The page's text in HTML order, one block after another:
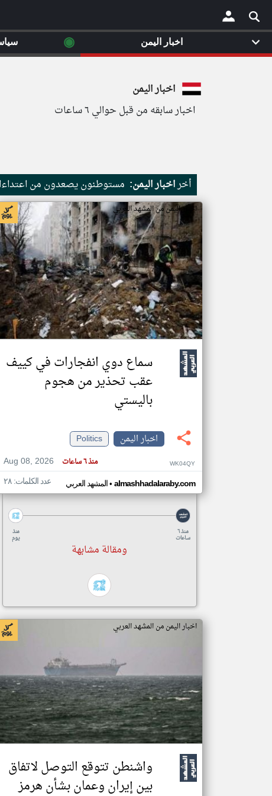
×
اخبار اليمن
اخبار سابقه من قبل حوالي ٦ ساعات
أخراخبار اليمن: مستوطنون يصعدون من
اخبار اليمن من المشهد العربي
سماع دوي انفجارات في كييف
عقب تحذير من هجوم
باليستي
اخبار اليمن
Politics
Aug 08, 2026
منذ ٦ ساعات WK04QY
المشهد العربي• almashhadalaraby.com عدد الكلمات: ٢٨
منذ
يوم
منذ ٦
ساعات
ومقالة مشابهة
اخبار اليمن من المشهد العربي
واشنطن تتوقع التوصل لاتفاق
بين إيران وعمان بشأن هرمز
اخبار اليمن ◉